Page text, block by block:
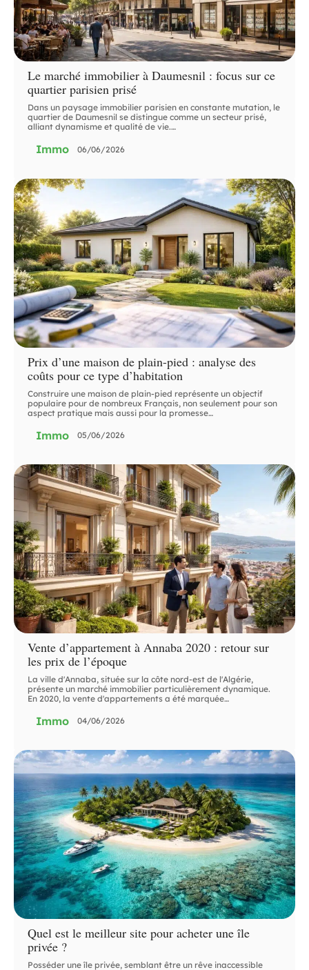
Le marché immobilier à Daumesnil : focus sur ce
quartier parisien prisé
Dans un paysage immobilier parisien en constante mutation, le
quartier de Daumesnil se distingue comme un secteur prisé,
alliant dynamisme et qualité de vie.…
Immo 06/06/2026
Prix d’une maison de plain-pied : analyse des
coûts pour ce type d’habitation
Construire une maison de plain-pied représente un objectif
populaire pour de nombreux Français, non seulement pour son
aspect pratique mais aussi pour la promesse…
Immo 05/06/2026
Vente d’appartement à Annaba 2020 : retour sur
les prix de l’époque
La ville d'Annaba, située sur la côte nord-est de l'Algérie,
présente un marché immobilier particulièrement dynamique.
En 2020, la vente d'appartements a été marquée…
Immo 04/06/2026
Quel est le meilleur site pour acheter une île
privée ?
Posséder une île privée, semblant être un rêve inaccessible